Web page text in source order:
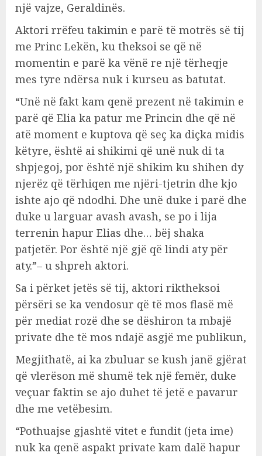
një vajze, Geraldinës.
Aktori rrëfeu takimin e parë të motrës së tij
me Princ Lekën, ku theksoi se që në
momentin e parë ka vënë re një tërheqje
mes tyre ndërsa nuk i kurseu as batutat.
“Unë në fakt kam qenë prezent në takimin e
parë që Elia ka patur me Princin dhe që në
atë moment e kuptova që seç ka diçka midis
këtyre, është ai shikimi që unë nuk di ta
shpjegoj, por është një shikim ku shihen dy
njerëz që tërhiqen me njëri-tjetrin dhe kjo
ishte ajo që ndodhi. Dhe unë duke i parë dhe
duke u larguar avash avash, se po i lija
terrenin hapur Elias dhe… bëj shaka
patjetër. Por është një gjë që lindi aty për
aty.”– u shpreh aktori.
Sa i përket jetës së tij, aktori riktheksoi
përsëri se ka vendosur që të mos flasë më
për mediat rozë dhe se dëshiron ta mbajë
private dhe të mos ndajë asgjë me publikun,
Megjithatë, ai ka zbuluar se kush janë gjërat
që vlerëson më shumë tek një femër, duke
veçuar faktin se ajo duhet të jetë e pavarur
dhe me vetëbesim.
“Pothuajse gjashtë vitet e fundit (jeta ime)
nuk ka qenë aspakt private kam dalë hapur